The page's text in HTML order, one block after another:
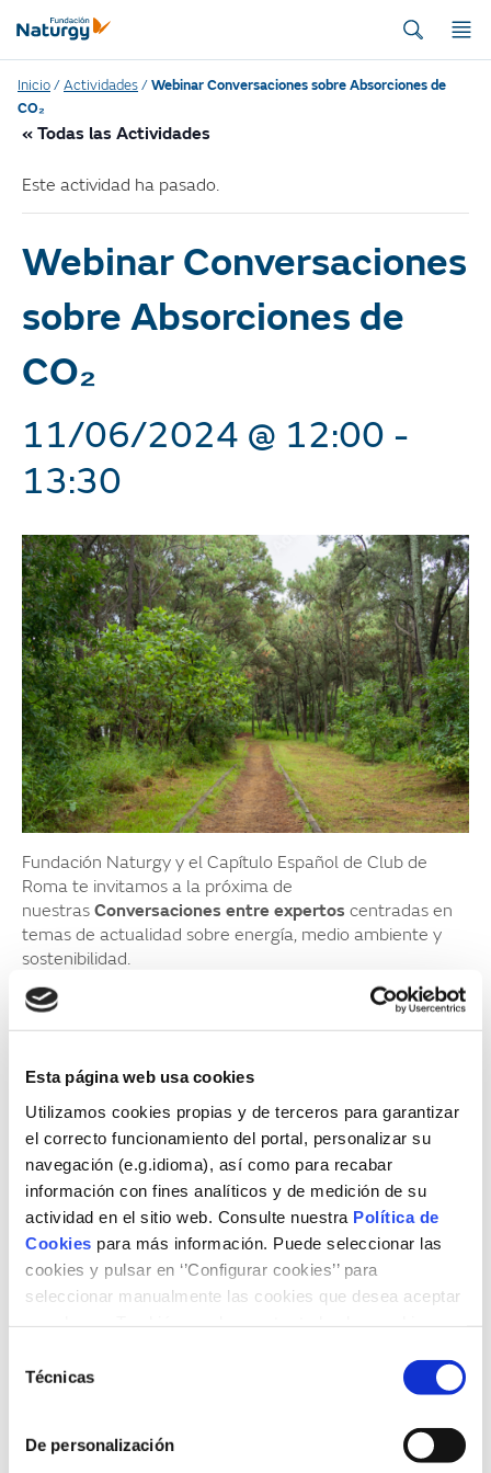
Esta página web usa cookies
Utilizamos cookies propias y de terceros para garantizar
el correcto funcionamiento del portal, personalizar su
navegación (e.g.idioma), así como para recabar
información con fines analíticos y de medición de su
actividad en el sitio web. Consulte nuestra Política de
Cookies para más información. Puede seleccionar las
cookies y pulsar en ‘’Configurar cookies’’ para
seleccionar manualmente las cookies que desea aceptar
Técnicas
De personalización
Inicio/Actividades/Webinar Conversaciones sobre Absorciones de
CO₂
« Todas las Actividades
Este actividad ha pasado.
Webinar Conversaciones
sobre Absorciones de
CO₂
11/06/2024 @ 12:00 -
13:30
Fundación Naturgy y el Capítulo Español de Club de
Roma te invitamos a la próxima de
nuestras Conversaciones entre expertos centradas en
temas de actualidad sobre energía, medio ambiente y
sostenibilidad.
Conversaremos en esta ocasión con dos especialistas
sobre lasAbsorciones de CO₂, para entender su alcance,
son sus perspectivas de desarrollo.
Visita en este enlace todas
lasConversacionesanteriores.
Programa
12:00 Inauguración
María Eugenia Coronado, directora general,
Fundación Naturgy
12:10 Conversación sobre Absorciones de
Carbon Hub
Enrique Enciso,
socio fundador de Grupo Sylvestris
de CO₂ y Transición Energética de Naturgy